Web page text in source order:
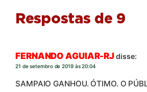
Respostas de 9
FERNANDO AGUIAR-RJdisse:
21 de setembro de 2019 às 20:04
SAMPAIO GANHOU. ÓTIMO. O